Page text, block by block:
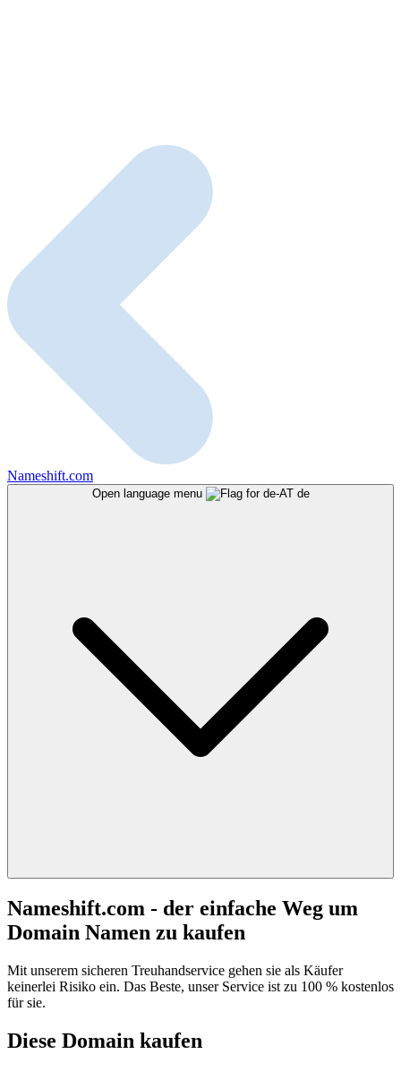
Nameshift.com
Open language menu de
Nameshift.com - der einfache Weg um
Domain Namen zu kaufen
Mit unserem sicheren Treuhandservice gehen sie als Käufer
keinerlei Risiko ein. Das Beste, unser Service ist zu 100 % kostenlos
für sie.
Diese Domain kaufen